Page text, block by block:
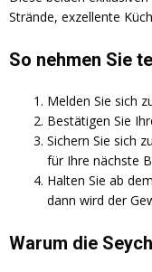
Strände, exzellente
So nehmen Sie
Melden Sie sich
Bestätigen Sie
Sichern Sie sich
für Ihre nächste
Halten Sie ab
dann wird der
Warum die